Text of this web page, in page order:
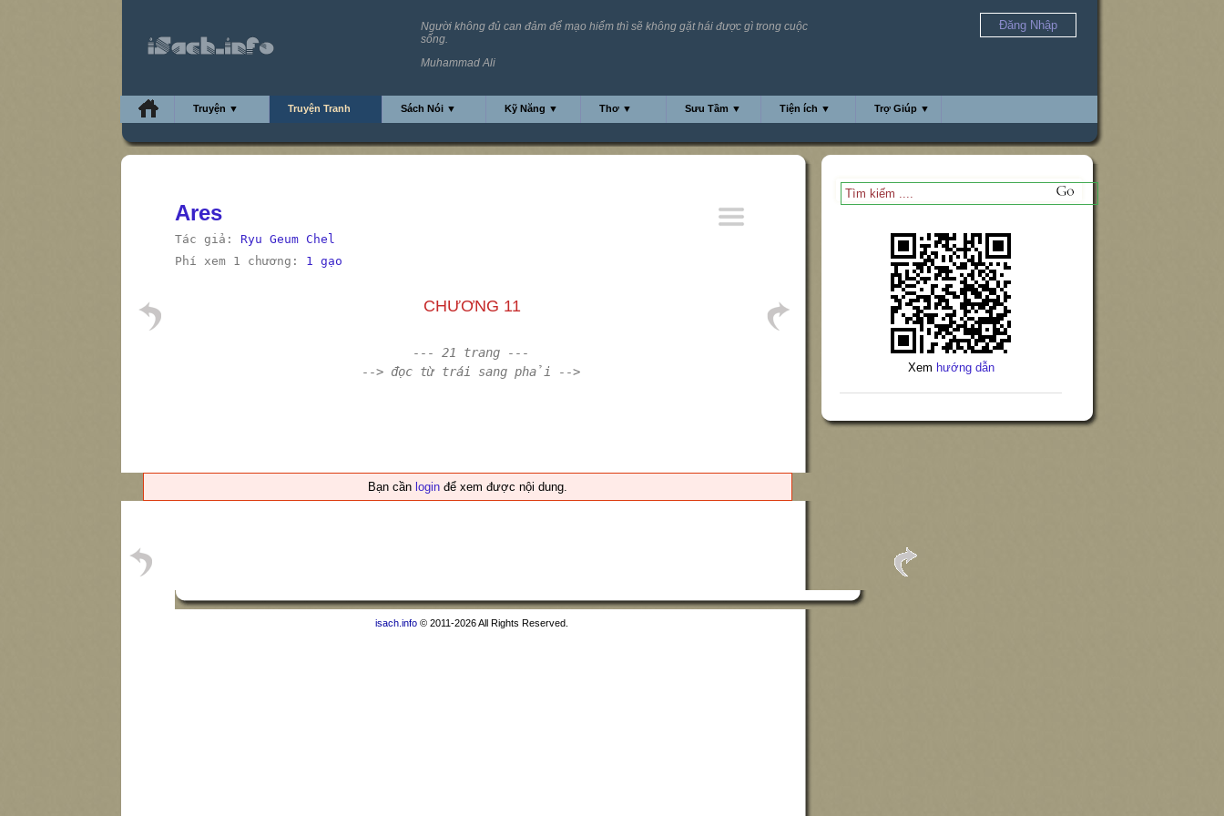
Người không đủ can đảm để mạo hiểm thì sẽ không gặt hái được gì trong cuộc
sống.
Muhammad Ali
Đăng Nhập
Truyện ▼ Truyện Tranh Sách Nói ▼ Kỹ Năng ▼ Thơ ▼ Sưu Tầm ▼ Tiện ích ▼ Trợ Giúp ▼
Xem hướng dẫn
Ares
Tác giả: Ryu Geum Chel
Phí xem 1 chương: 1 gạo
CHƯƠNG 11
--- 21 trang ---
--> đọc từ trái sang phải -->
Bạn cần login để xem được nội dung.
isach.info © 2011-2026 All Rights Reserved.